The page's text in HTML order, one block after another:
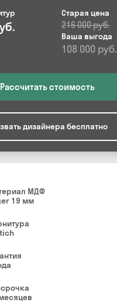
Старая цена
216 000 руб.
Ваша выгода
108 000 руб.
Рассчитать стоимость
дизайнера бесплатно
МДФ
19 мм